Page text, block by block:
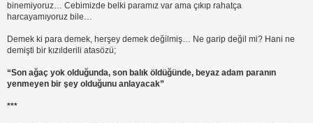
binemiyoruz… Cebimizde belki paramız var ama çıkıp rahatça
harcayamıyoruz bile…
Demek ki para demek, herşey demek değilmiş… Ne garip değil mi? Hani ne
demişti bir kızılderili atasözü;
“Son ağaç yok olduğunda, son balık öldüğünde, beyaz adam paranın
yenmeyen bir şey olduğunu anlayacak”
***